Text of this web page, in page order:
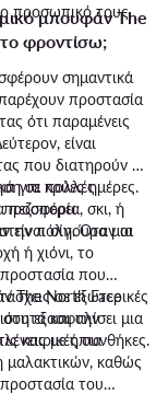
προσωπικό τους
μπουφάν The
φροντίσω;
σημαντικά
προστασία
ότι παραμένεις
είναι
που διατηρούν τη
για κρύες ημέρες.
σίγουρα μια
σε πολλές
πεζοπορία, σκι, ή
πόλη. Όταν οι
ή χιόνι, το
που
σε εξωτερικές
εξασφαλίσει μια
καιρικές συνθήκες.
The North Face
και την
με ήπια
μαλακτικών, καθώς
του